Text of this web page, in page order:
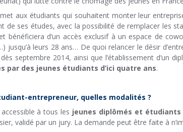
aux étudiants qui souhaitent monter leur
de ses études, avec la possibilité de remplacer les
et bénéficiera d’un accès exclusif à un espace de
jusqu’à leurs 28 ans… De quoi relancer le désir
septembre 2014, ainsi que l’établissement d’un
par des jeunes étudiants d’ici quatre ans.
entrepreneur, quelles modalités ?
à tous les jeunes diplômés et étudiants
validé par un jury. La demande peut être faite à